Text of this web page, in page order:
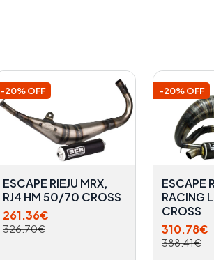
-20% OFF
ESCAPE RIEJU MRX,
RJ4 HM 50/70 CROSS
261.36€
326.70€
-20% OFF
ESCAPE
RACING
CROSS
310.78€
388.41€